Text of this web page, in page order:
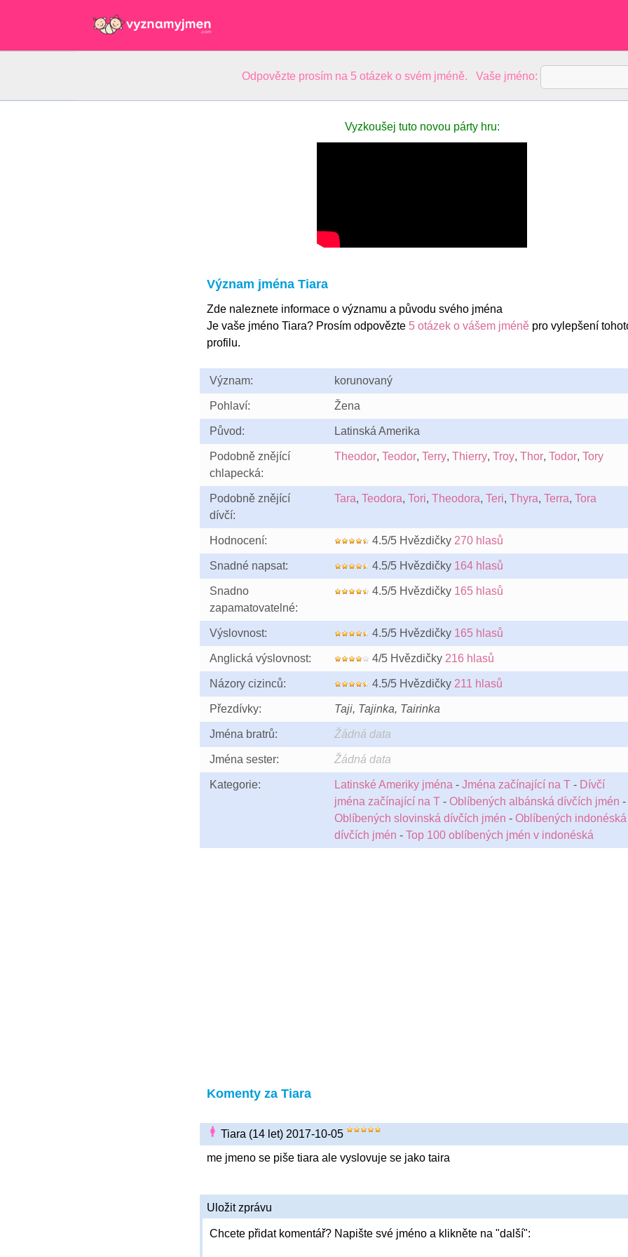
Odpovězte prosím na 5 otázek o svém jméně. Vaše jméno:
Vyzkoušej tuto novou párty hru:
Význam jména Tiara
Zde naleznete informace o významu a původu svého jména
Je vaše jméno Tiara? Prosím odpovězte 5 otázek o vášem jméněpro vylepšení
profilu.
Význam: korunovaný
Pohlaví: Žena
Původ: Latinská Amerika
Podobně znějící
chlapecká:
Theodor, Teodor, Terry, Thierry, Troy, Thor, Todor, Tory
Podobně znějící
dívčí:
Tara, Teodora, Tori, Theodora, Teri, Thyra, Terra, Tora
Hodnocení: 4.5/5 Hvězdičky 270 hlasů
Snadné napsat: 4.5/5 Hvězdičky 164 hlasů
Snadno
zapamatovatelné:
4.5/5 Hvězdičky 165 hlasů
Výslovnost: 4.5/5 Hvězdičky 165 hlasů
Anglická výslovnost: 4/5 Hvězdičky 216 hlasů
Názory cizinců: 4.5/5 Hvězdičky 211 hlasů
Přezdívky: Taji, Tajinka, Tairinka
Jména bratrů: Žádná data
Jména sester: Žádná data
Kategorie: Latinské Ameriky jména - Jména začínající na T- Dívčí
jména začínající na T- Oblíbených albánská dívčích jmén -
Oblíbených slovinská dívčích jmén - Oblíbených indonéská
dívčích jmén - Top 100 oblíbených jmén v indonéská
Komenty za Tiara
Tiara (14 let) 2017-10-05
me jmeno se piše tiara ale vyslovuje se jako taira
Uložit zprávu
Chcete přidat komentář? Napište své jméno a klikněte na "další":